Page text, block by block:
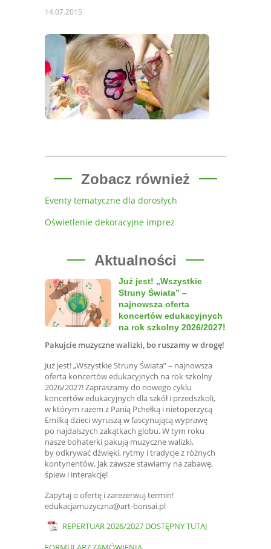
14.07.2015
Zobacz również
Eventy tematyczne dla dorosłych
Oświetlenie dekoracyjne imprez
Aktualności
Już jest! „Wszystkie
Struny Świata” –
najnowsza oferta
koncertów edukacyjnych
na rok szkolny 2026/2027!
Pakujcie muzyczne walizki, bo ruszamy w drogę!
Już jest! „Wszystkie Struny Świata” – najnowsza
oferta koncertów edukacyjnych na rok szkolny
2026/2027! Zapraszamy do nowego cyklu
koncertów edukacyjnych dla szkół i przedszkoli,
w którym razem z Panią Pchełką i nietoperzycą
Emilką dzieci wyruszą w fascynującą wyprawę
po najdalszych zakątkach globu. W tym roku
nasze bohaterki pakują muzyczne walizki,
by odkrywać dźwięki, rytmy i tradycje z różnych
kontynentów. Jak zawsze stawiamy na zabawę,
śpiew i interakcję!
Zapytaj o ofertę i zarezerwuj termin!
edukacjamuzyczna@art-bonsai.pl
REPERTUAR 2026/2027 DOSTĘPNY TUTAJ